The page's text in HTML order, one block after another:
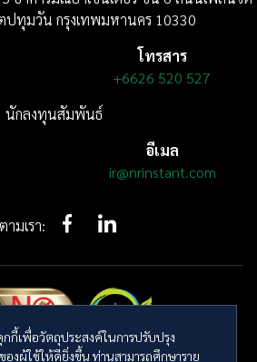
กี้เพื่อวัตถุประสงค์ในการปรับปรุง
งผู้ใช้ให้ดียิ่งขึ้น ท่านสามารถศึกษาราย
ปทุมวัน กรุงเทพมหานคร 10330
โทรสาร
+6626 520 527
นักลงทุนสัมพันธ์
อีเมล
ir@nrinstant.com
ามเรา: